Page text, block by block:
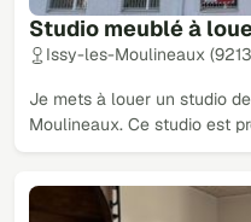
Studio meublé à
Issy-les-Moulineaux
Je mets à louer un studio
Moulineaux. Ce studio est